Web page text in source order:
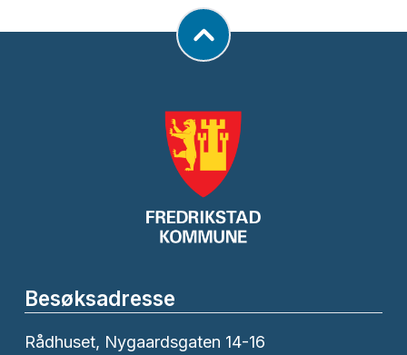
Besøksadresse
Rådhuset, Nygaardsgaten 14-16